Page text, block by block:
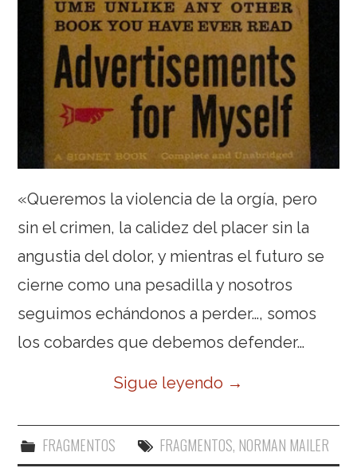
«Queremos la violencia de la orgía, pero
sin el crimen, la calidez del placer sin la
angustia del dolor, y mientras el futuro se
cierne como una pesadilla y nosotros
seguimos echándonos a perder…, somos
los cobardes que debemos defender…
Sigue leyendo →
FRAGMENTOS FRAGMENTOS, NORMAN MAILER